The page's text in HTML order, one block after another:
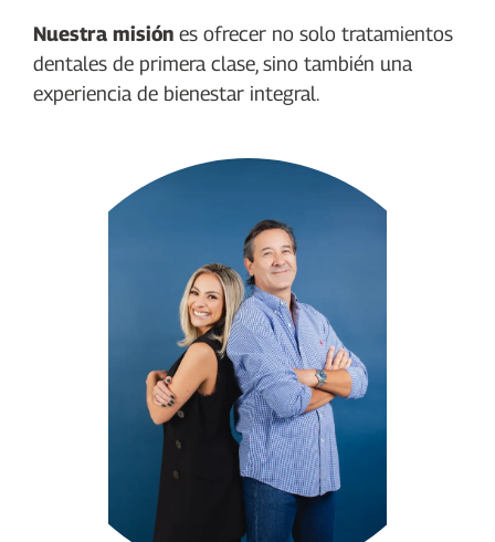
Nuestra misión es ofrecer no solo tratamientos
dentales de primera clase, sino también una
experiencia de bienestar integral.